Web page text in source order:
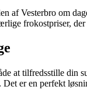
af Vesterbro om
frokostpriser,
at tilfredsstille din
er en perfekt